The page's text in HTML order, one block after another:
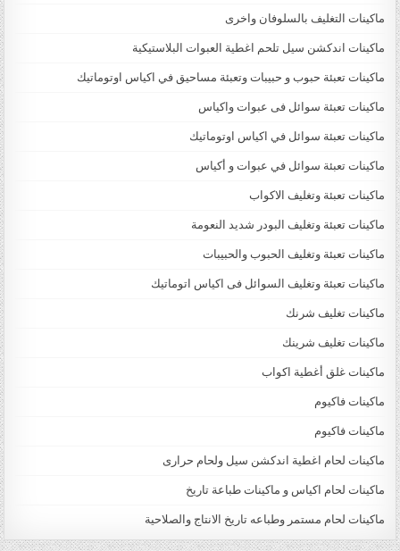
ماكينات التغليف بالسلوفان واخرى
ماكينات اندكشن سيل تلحم اغطية العبوات البلاستيكية
ماكينات تعبئة حبوب و حبيبات وتعبئة مساحيق في اكياس اوتوماتيك
ماكينات تعبئة سوائل فى عبوات واكياس
ماكينات تعبئة سوائل في اكياس اوتوماتيك
ماكينات تعبئة سوائل في عبوات و أكياس
ماكينات تعبئة وتغليف الاكواب
ماكينات تعبئة وتغليف البودر شديد النعومة
ماكينات تعبئة وتغليف الحبوب والحبيبات
ماكينات تعبئة وتغليف السوائل فى اكياس اتوماتيك
ماكينات تغليف شرنك
ماكينات تغليف شرينك
ماكينات غلق أغطية اكواب
ماكينات فاكيوم
ماكينات فاكيوم
ماكينات لحام اغطية اندكشن سيل ولحام حرارى
ماكينات لحام اكياس و ماكينات طباعة تاريخ
ماكينات لحام مستمر وطباعه تاريخ الانتاج والصلاحية